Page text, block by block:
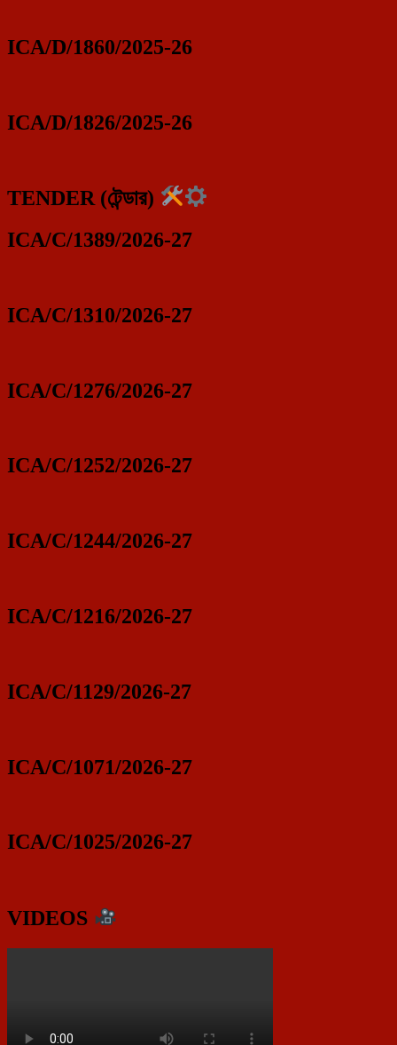
ICA/D/1860/2025-26
ICA/D/1826/2025-26
TENDER (টেন্ডার)
ICA/C/1389/2026-27
ICA/C/1310/2026-27
ICA/C/1276/2026-27
ICA/C/1252/2026-27
ICA/C/1244/2026-27
ICA/C/1216/2026-27
ICA/C/1129/2026-27
ICA/C/1071/2026-27
ICA/C/1025/2026-27
VIDEOS